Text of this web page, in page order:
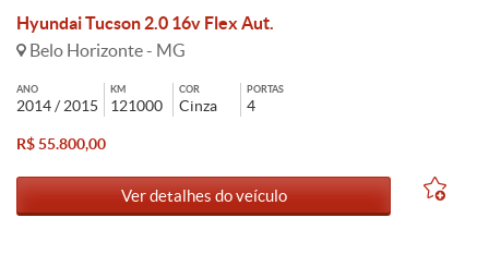
Hyundai Tucson 2.0 16v Flex Aut.
Belo Horizonte - MG
ANO
2014 / 2015
KM
121000
COR
Cinza
PORTAS
4
R$ 55.800,00
Ver detalhes do veículo